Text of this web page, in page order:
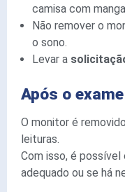
camisa com
Não remover o
o sono.
Levar a
Após o exame
O monitor é
leituras.
Com isso, é
adequado ou se há